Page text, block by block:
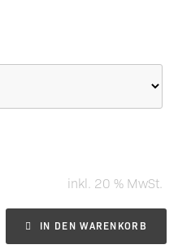
inkl. 20 % MwSt.
IN DEN WARENKORB